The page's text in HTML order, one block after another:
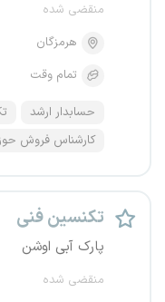
منقضی شده
هرمزگان
تمام وقت
حسابدار ارشد
کارشناس فروش
تکنسین فنی
پارک آبی اوشن
منقضی شده